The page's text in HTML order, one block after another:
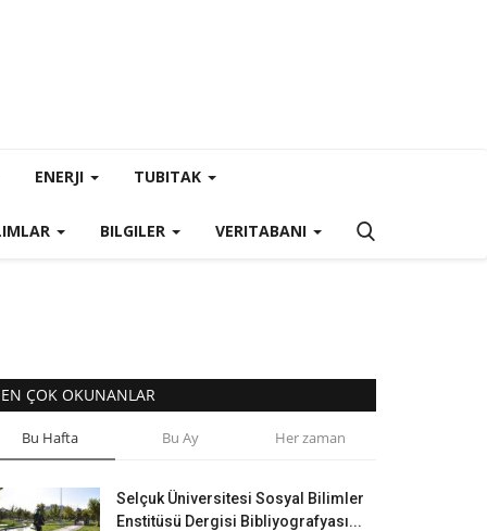
ENERJI TUBITAK
BILGILER VERITABANI
EN ÇOK OKUNANLAR
Bu Hafta Bu Ay Her zaman
Selçuk Üniversitesi Sosyal Bilimler
Enstitüsü Dergisi Bibliyografyası...